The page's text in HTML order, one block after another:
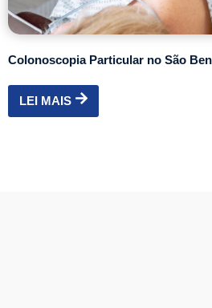
Colonoscopia Particular no São
LEI MAIS